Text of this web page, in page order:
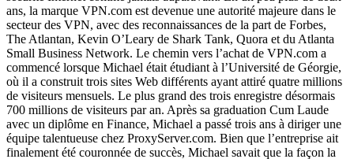
ans, la marque VPN.com est devenue une autorité majeure dans le
secteur des VPN, avec des reconnaissances de la part de Forbes,
The Atlantan, Kevin O’Leary de Shark Tank, Quora et du Atlanta
Small Business Network. Le chemin vers l’achat de VPN.com a
commencé lorsque Michael était étudiant à l’Université de Géorgie,
où il a construit trois sites Web différents ayant attiré quatre millions
de visiteurs mensuels. Le plus grand des trois enregistre désormais
700 millions de visiteurs par an. Après sa graduation Cum Laude
avec un diplôme en Finance, Michael a passé trois ans à diriger une
équipe talentueuse chez ProxyServer.com. Bien que l’entreprise ait
finalement été couronnée de succès, Michael savait que la façon la